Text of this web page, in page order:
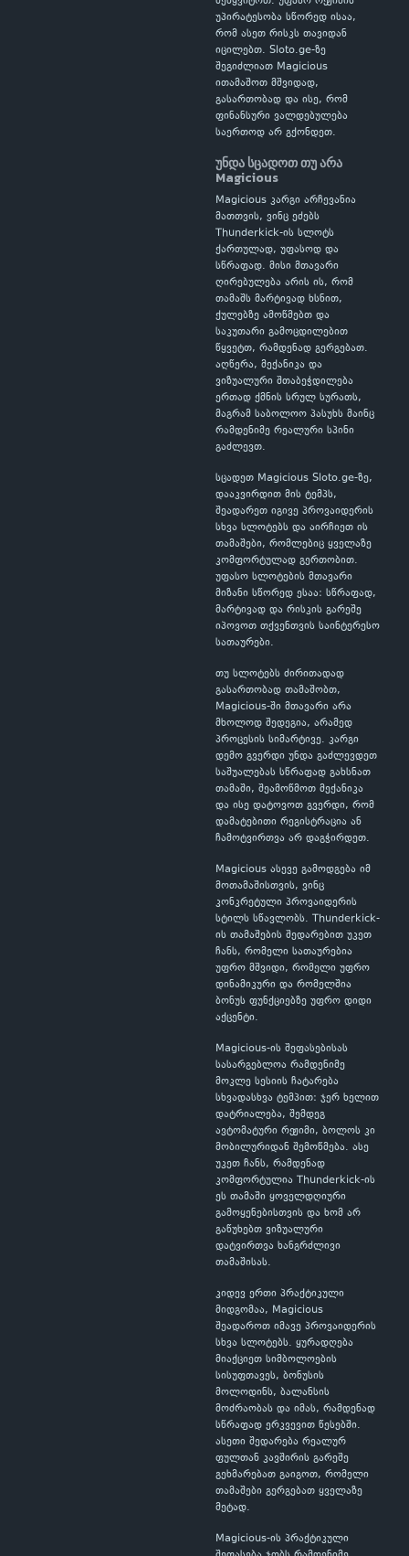
უპირატესობა სწორედ ისაა,
რომ ასეთ რისკს თავიდან
იცილებთ. Sloto.ge-ზე
შეგიძლიათ Magicious
ითამაშოთ მშვიდად,
გასართობად და ისე, რომ
ფინანსური ვალდებულება
საერთოდ არ გქონდეთ.
უნდა სცადოთ თუ არა
Magicious
Magicious კარგი არჩევანია
მათთვის, ვინც ეძებს
Thunderkick-ის სლოტს
ქართულად, უფასოდ და
სწრაფად. მისი მთავარი
ღირებულება არის ის, რომ
თამაშს მარტივად ხსნით,
ქულებზე ამოწმებთ და
საკუთარი გამოცდილებით
წყვეტთ, რამდენად გერგებათ.
აღწერა, მექანიკა და
ვიზუალური შთაბეჭდილება
ერთად ქმნის სრულ სურათს,
მაგრამ საბოლოო პასუხს მაინც
რამდენიმე რეალური სპინი
გაძლევთ.
სცადეთ Magicious Sloto.ge-ზე,
დააკვირდით მის ტემპს,
შეადარეთ იგივე პროვაიდერის
სხვა სლოტებს და აირჩიეთ ის
თამაშები, რომლებიც ყველაზე
კომფორტულად გერთობით.
უფასო სლოტების მთავარი
მიზანი სწორედ ესაა: სწრაფად,
მარტივად და რისკის გარეშე
იპოვოთ თქვენთვის საინტერესო
სათაურები.
თუ სლოტებს ძირითადად
გასართობად თამაშობთ,
Magicious-ში მთავარი არა
მხოლოდ შედეგია, არამედ
პროცესის სიმარტივე. კარგი
დემო გვერდი უნდა გაძლევდეთ
საშუალებას სწრაფად გახსნათ
თამაში, შეამოწმოთ მექანიკა
და ისე დატოვოთ გვერდი, რომ
დამატებითი რეგისტრაცია ან
ჩამოტვირთვა არ დაგჭირდეთ.
Magicious ასევე გამოდგება იმ
მოთამაშისთვის, ვინც
კონკრეტული პროვაიდერის
სტილს სწავლობს. Thunderkick-
ის თამაშების შედარებით უკეთ
ჩანს, რომელი სათაურებია
უფრო მშვიდი, რომელი უფრო
დინამიკური და რომელშია
ბონუს ფუნქციებზე უფრო დიდი
აქცენტი.
Magicious-ის შეფასებისას
სასარგებლოა რამდენიმე
მოკლე სესიის ჩატარება
სხვადასხვა ტემპით: ჯერ ხელით
დატრიალება, შემდეგ
ავტომატური რეჟიმი, ბოლოს კი
მობილურიდან შემოწმება. ასე
უკეთ ჩანს, რამდენად
კომფორტულია Thunderkick-ის
ეს თამაში ყოველდღიური
გამოყენებისთვის და ხომ არ
გაწუხებთ ვიზუალური
დატვირთვა ხანგრძლივი
თამაშისას.
კიდევ ერთი პრაქტიკული
მიდგომაა, Magicious
შეადაროთ იმავე პროვაიდერის
სხვა სლოტებს. ყურადღება
მიაქციეთ სიმბოლოების
სისუფთავეს, ბონუსის
მოლოდინს, ბალანსის
მოძრაობას და იმას, რამდენად
სწრაფად ერკვევით წესებში.
ასეთი შედარება რეალურ
ფულთან კავშირის გარეშე
გეხმარებათ გაიგოთ, რომელი
თამაშები გერგებათ ყველაზე
მეტად.
Magicious-ის პრაქტიკული